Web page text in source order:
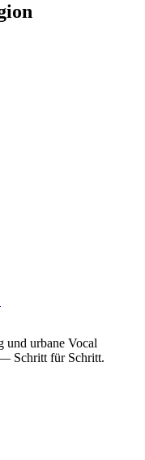
und urbane Vocal
Schritt für Schritt.